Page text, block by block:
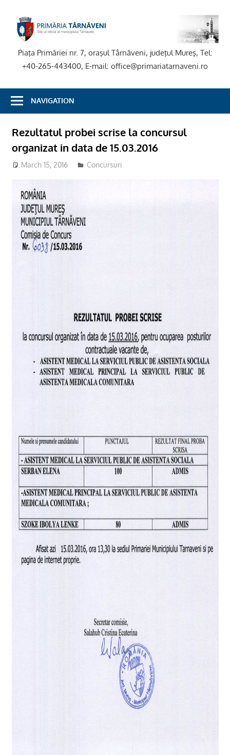
content
Piaţa Primăriei nr. 7, oraşul Târnăveni, judeţul Mureş, Tel:
+40-265-443400, E-mail: office@primariatarnaveni.ro
NAVIGATION
Rezultatul probei scrise la concursul
organizat in data de 15.03.2016
March 15, 2016 Concursuri